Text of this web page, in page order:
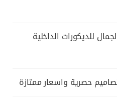
للديكورات الداخلية
حصرية واسعار ممتازة